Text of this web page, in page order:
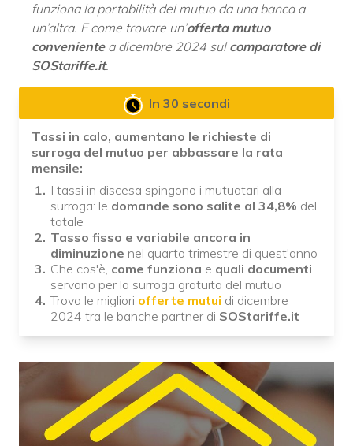
funziona la portabilità del mutuo da una banca a
un’altra. E come trovare un’offerta mutuo
convenientea dicembre 2024 sul comparatore di
SOStariffe.it.
In 30 secondi
Tassi in calo, aumentano le richieste di
surroga del mutuo per abbassare la rata
mensile:
I tassi in discesa spingono i mutuatari alla
surroga: le domande sono salite al 34,8% del
totale
Tasso fisso e variabile ancora in
diminuzione nel quarto trimestre di quest'anno
Che cos'è, come funziona e quali documenti
servono per la surroga gratuita del mutuo
Trova le migliori offerte mutui di dicembre
2024 tra le banche partner di SOStariffe.it